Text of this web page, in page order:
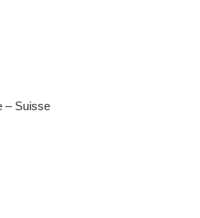
‒ Suisse